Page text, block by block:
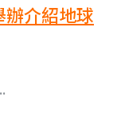
介紹地球